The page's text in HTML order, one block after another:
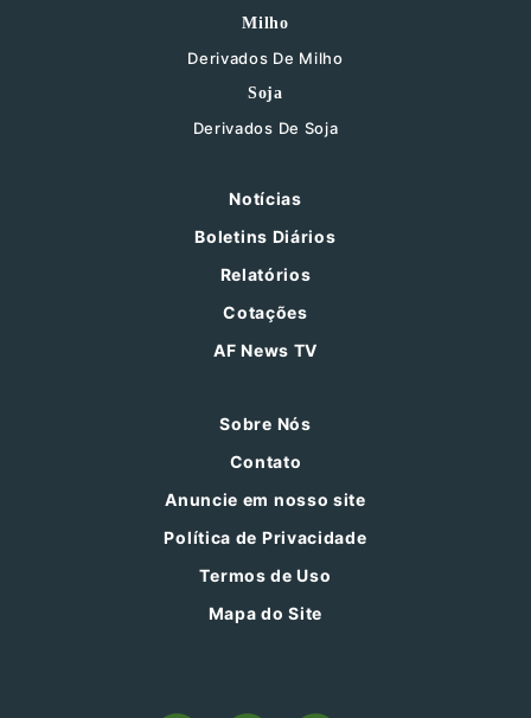
Milho
Derivados De Milho
Soja
Derivados De Soja
Notícias
Boletins Diários
Relatórios
Cotações
AF News TV
Sobre Nós
Contato
Anuncie em nosso site
Política de Privacidade
Termos de Uso
Mapa do Site